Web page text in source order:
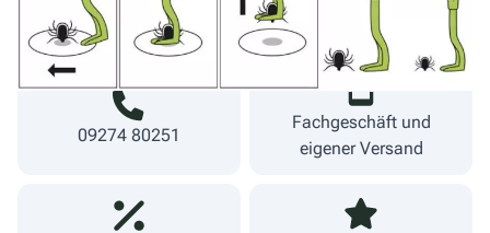
09274 80251
Fachgeschäft und
eigener Versand